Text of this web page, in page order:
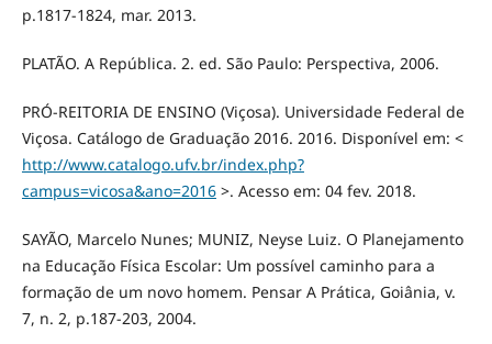
p.1817-1824, mar. 2013.
PLATÃO. A República. 2. ed. São Paulo: Perspectiva, 2006.
PRÓ-REITORIA DE ENSINO (Viçosa). Universidade Federal de
Viçosa. Catálogo de Graduação 2016. 2016. Disponível em: <
http://www.catalogo.ufv.br/index.php?
campus=vicosa&ano=2016>. Acesso em: 04 fev. 2018.
SAYÃO, Marcelo Nunes; MUNIZ, Neyse Luiz. O Planejamento
na Educação Física Escolar: Um possível caminho para a
formação de um novo homem. Pensar A Prática, Goiânia, v.
7, n. 2, p.187-203, 2004.